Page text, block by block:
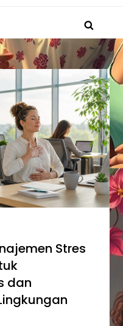
Stres
dan